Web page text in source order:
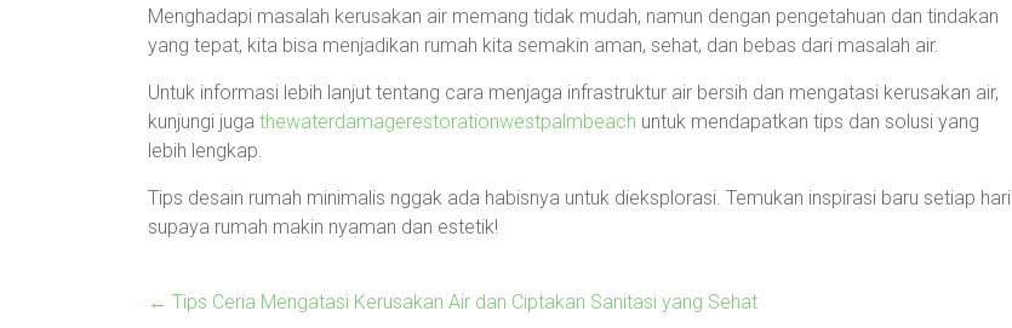
Menghadapi masalah kerusakan air memang tidak mudah, namun dengan pengetahuan dan tindakan
yang tepat, kita bisa menjadikan rumah kita semakin aman, sehat, dan bebas dari masalah air.
Untuk informasi lebih lanjut tentang cara menjaga infrastruktur air bersih dan mengatasi kerusakan air,
kunjungi juga thewaterdamagerestorationwestpalmbeach untuk mendapatkan tips dan solusi yang
lebih lengkap.
Tips desain rumah minimalis nggak ada habisnya untuk dieksplorasi. Temukan inspirasi baru setiap hari
supaya rumah makin nyaman dan estetik!
← Tips Ceria Mengatasi Kerusakan Air dan Ciptakan Sanitasi yang Sehat